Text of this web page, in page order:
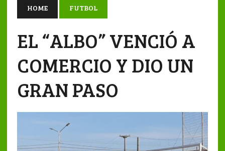
HOME FUTBOL
EL “ALBO” VENCIÓ A
COMERCIO Y DIO UN
GRAN PASO